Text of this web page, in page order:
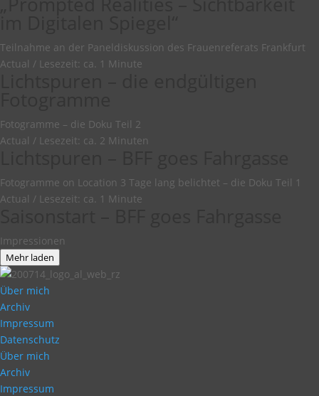
Teilnahme an der Paneldiskussion des Frauenreferats Frankfurt
Actual / Lesezeit: ca. 1 Minute
Fotogramme – die Doku Teil 2
Actual / Lesezeit: ca. 2 Minuten
Fotogramme on Location 3 Tage lang belichtet – die Doku Teil 1
Actual / Lesezeit: ca. 1 Minute
Impressionen
Mehr laden
Über mich
Archiv
Impressum
Datenschutz
Über mich
Archiv
Impressum